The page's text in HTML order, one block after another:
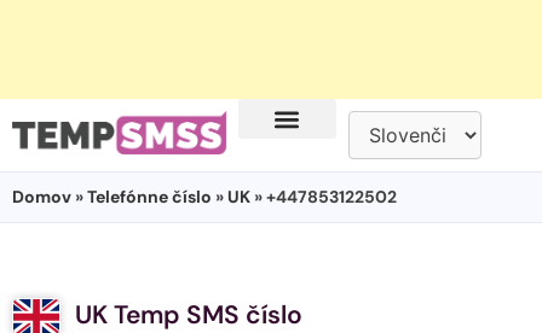
Domov »Telefónne číslo »UK » +447853122502
UK Temp SMS číslo